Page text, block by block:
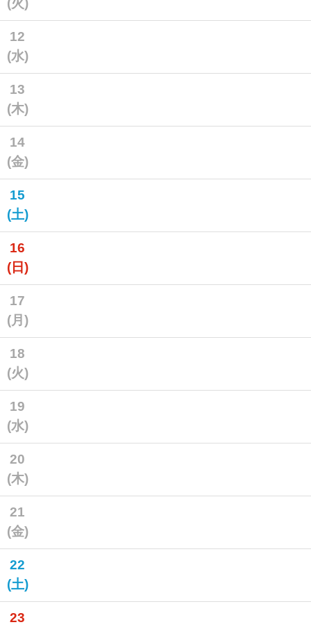
(火)
12
(水)
13
(木)
14
(金)
15
(土)
16
(日)
17
(月)
18
(火)
19
(水)
20
(木)
21
(金)
22
(土)
23